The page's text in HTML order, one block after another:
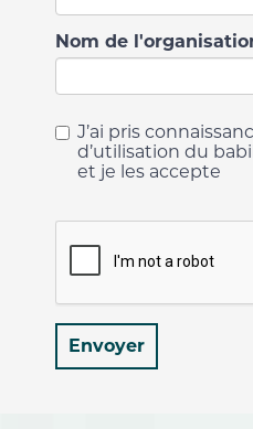
Nom de
J’ai pris
d’utilisation du
et je les accepte
Envoyer